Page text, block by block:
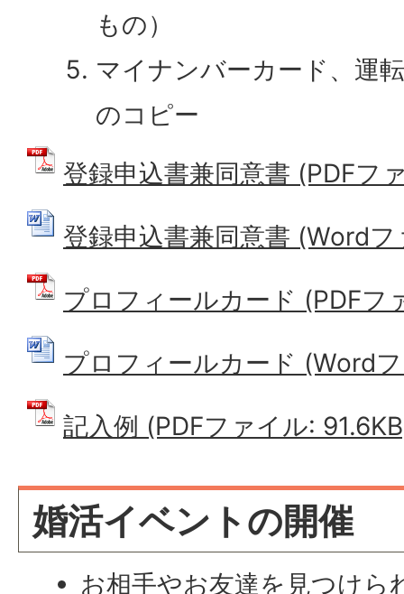
もの）
マイナンバーカード、運
のコピー
登録申込書兼同意書 (PDFフ
登録申込書兼同意書 (Word
プロフィールカード (PDFフ
プロフィールカード (Word
記入例 (PDFファイル:
婚活イベントの開催
お相手やお友達を見つけら